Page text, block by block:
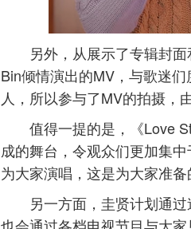
另外，从展示了专辑封
Bin倾情演出的MV，与歌迷
人，所以参与了MV的拍摄，
值得一提的是，《Love
成的舞台，令观众们更加集
为大家演唱，这是为大家准备
另一方面，圭贤计划通